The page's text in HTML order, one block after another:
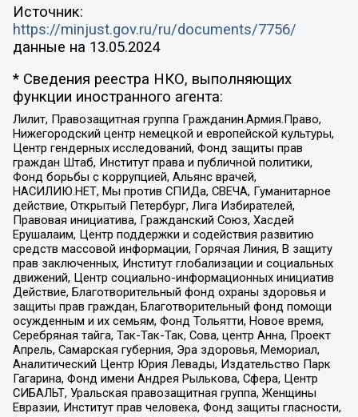
Источник:
https://minjust.gov.ru/ru/documents/7756/
данные на 13.05.2024
* Сведения реестра НКО, выполняющих
функции иностранного агента:
Лилит, Правозащитная группа Гражданин.Армия.Право,
Нижегородский центр немецкой и европейской культуры,
Центр гендерных исследований, Фонд защиты прав
граждан Штаб, Институт права и публичной политики,
Фонд борьбы с коррупцией, Альянс врачей,
НАСИЛИЮ.НЕТ, Мы против СПИДа, СВЕЧА, Гуманитарное
действие, Открытый Петербург, Лига Избирателей,
Правовая инициатива, Гражданский Союз, Хасдей
Ерушалаим, Центр поддержки и содействия развитию
средств массовой информации, Горячая Линия, В защиту
прав заключенных, Институт глобализации и социальных
движений, Центр социально-информационных инициатив
Действие, Благотворительный фонд охраны здоровья и
защиты прав граждан, Благотворительный фонд помощи
осужденным и их семьям, Фонд Тольятти, Новое время,
Серебряная тайга, Так-Так-Так, Сова, центр Анна, Проект
Апрель, Самарская губерния, Эра здоровья, Мемориал,
Аналитический Центр Юрия Левады, Издательство Парк
Гагарина, Фонд имени Андрея Рылькова, Сфера, Центр
СИБАЛЬТ, Уральская правозащитная группа, Женщины
Евразии, Институт прав человека, Фонд защиты гласности,